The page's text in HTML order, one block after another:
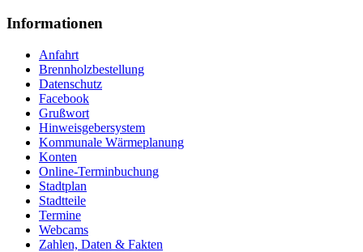
Informationen
Anfahrt
Brennholzbestellung
Datenschutz
Facebook
Grußwort
Hinweisgebersystem
Kommunale Wärmeplanung
Konten
Online-Terminbuchung
Stadtplan
Stadtteile
Termine
Webcams
Zahlen, Daten & Fakten